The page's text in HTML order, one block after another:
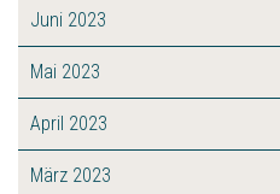
Juni 2023
Mai 2023
April 2023
März 2023